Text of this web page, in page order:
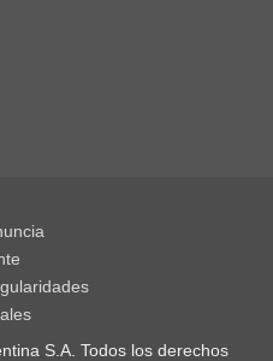
S.A. Todos los derechos